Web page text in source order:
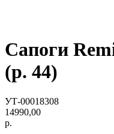
Сапоги
(р. 44)
УТ-00018308
14990,00
р.